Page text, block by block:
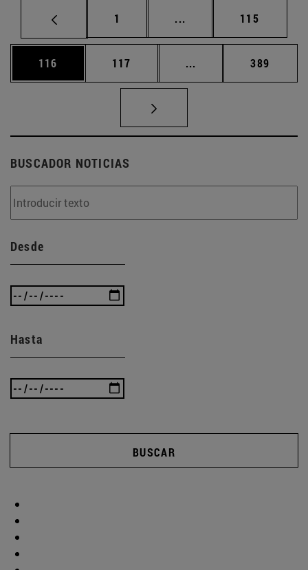
Página
1 ... Páginas intermedias
Página
115
Página
116 Página
117 ... Páginas intermedias
Página
389
BUSCADOR NOTICIAS
Desde
Hasta
BUSCAR